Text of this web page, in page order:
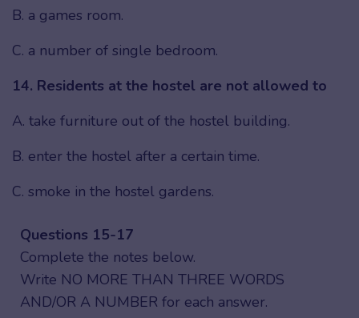
B. a games room.
C. a number of single bedroom.
14. Residents at the hostel are not allowed to
A. take furniture out of the hostel building.
B. enter the hostel after a certain time.
C. smoke in the hostel gardens.
Questions 15-17
Complete the notes below.
Write NO MORE THAN THREE WORDS
AND/OR A NUMBER for each answer.